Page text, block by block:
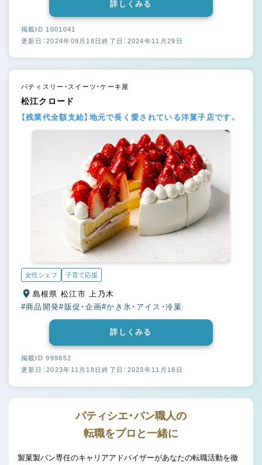
詳しくみる
掲載ID 1001041
更新日：2024年09月18日終了日：2024年11月29日
パティスリー・スイーツ・ケーキ屋
松江クロード
【残業代全額支給】地元で長く愛されている洋菓子店です。
女性シェフ 子育て応援
島根県 松江市 上乃木
#商品開発#販促・企画#かき氷・アイス・冷菓
詳しくみる
掲載ID 999852
更新日：2023年11月18日終了日：2023年11月18日
パティシエ・パン職人の
転職をプロと一緒に
製菓製パン専任のキャリアアドバイザーがあなたの転職活動を徹